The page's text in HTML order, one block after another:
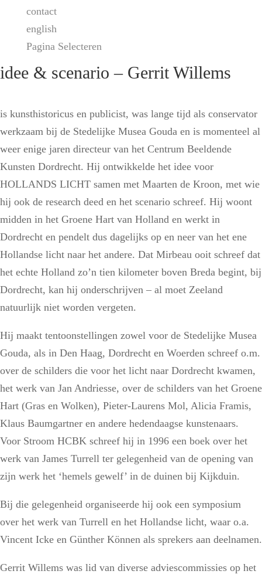
contact
english
Pagina Selecteren
idee & scenario – Gerrit Willems
is kunsthistoricus en publicist, was lange tijd als conservator
werkzaam bij de Stedelijke Musea Gouda en is momenteel al
weer enige jaren directeur van het Centrum Beeldende
Kunsten Dordrecht. Hij ontwikkelde het idee voor
HOLLANDS LICHT samen met Maarten de Kroon, met wie
hij ook de research deed en het scenario schreef. Hij woont
midden in het Groene Hart van Holland en werkt in
Dordrecht en pendelt dus dagelijks op en neer van het ene
Hollandse licht naar het andere. Dat Mirbeau ooit schreef dat
het echte Holland zo’n tien kilometer boven Breda begint, bij
Dordrecht, kan hij onderschrijven – al moet Zeeland
natuurlijk niet worden vergeten.
Hij maakt tentoonstellingen zowel voor de Stedelijke Musea
Gouda, als in Den Haag, Dordrecht en Woerden schreef o.m.
over de schilders die voor het licht naar Dordrecht kwamen,
het werk van Jan Andriesse, over de schilders van het Groene
Hart (Gras en Wolken), Pieter-Laurens Mol, Alicia Framis,
Klaus Baumgartner en andere hedendaagse kunstenaars.
Voor Stroom HCBK schreef hij in 1996 een boek over het
werk van James Turrell ter gelegenheid van de opening van
zijn werk het ‘hemels gewelf’ in de duinen bij Kijkduin.
Bij die gelegenheid organiseerde hij ook een symposium
over het werk van Turrell en het Hollandse licht, waar o.a.
Vincent Icke en Günther Können als sprekers aan deelnamen.
Gerrit Willems was lid van diverse adviescommissies op het